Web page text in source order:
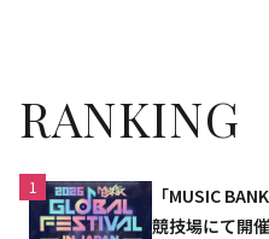
RANKING
1
「MUSIC
競技場にて開